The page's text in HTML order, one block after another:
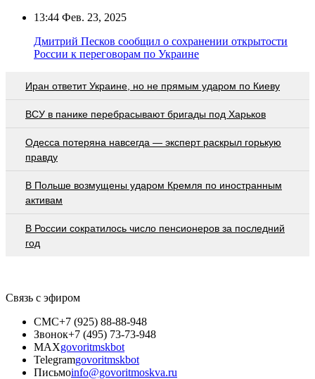
13:44 Фев. 23, 2025
Дмитрий Песков сообщил о сохранении открытости
России к переговорам по Украине
Иран ответит Украине, но не прямым ударом по Киеву
ВСУ в панике перебрасывают бригады под Харьков
Oдecca пoтeрянa нaвceгдa — экcпeрт рacкрыл гoрькую
прaвду
В Польше возмущены ударом Кремля по иностранным
активам
В России сократилось число пенсионеров за последний
год
Связь с эфиром
СМС+7 (925) 88-88-948
Звонок+7 (495) 73-73-948
MAXgovoritmskbot
Telegramgovoritmskbot
Письмоinfo@govoritmoskva.ru